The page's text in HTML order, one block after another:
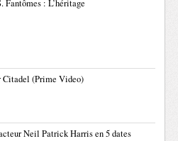
Fantômes : L’héritage
Citadel (Prime Video)
Neil Patrick Harris en 5 dates